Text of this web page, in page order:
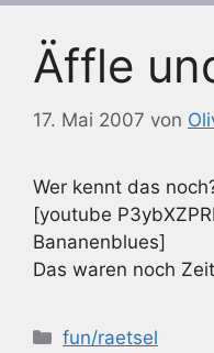
Äffle
17. Mai 2007 von
Wer kennt das
[youtube
Bananenblues]
Das waren noch
Kategorien
fun/raetsel